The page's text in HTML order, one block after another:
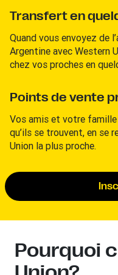
Transfert en
Quand vous envoyez de
Argentine avec Western
chez vos proches en
Points de vente
Vos amis et votre famille
qu’ils se trouvent, en se
Union la plus proche.
Pourquoi